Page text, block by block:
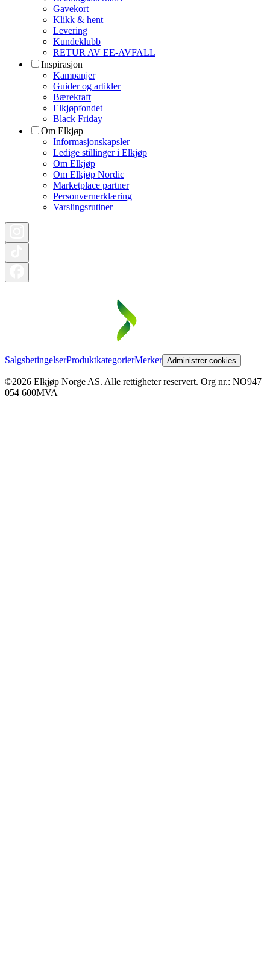
Gavekort
Klikk & hent
Levering
Kundeklubb
RETUR AV EE-AVFALL
Inspirasjon
Kampanjer
Guider og artikler
Bærekraft
Elkjøpfondet
Black Friday
Om Elkjøp
Informasjonskapsler
Ledige stillinger i Elkjøp
Om Elkjøp
Om Elkjøp Nordic
Marketplace partner
Personvernerklæring
Varslingsrutiner
SalgsbetingelserProduktkategorierMerker Administrer cookies
©2026 Elkjøp Norge AS. Alle rettigheter reservert. Org nr.: NO947
054 600MVA